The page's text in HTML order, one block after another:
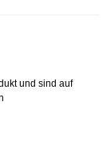
und sind auf